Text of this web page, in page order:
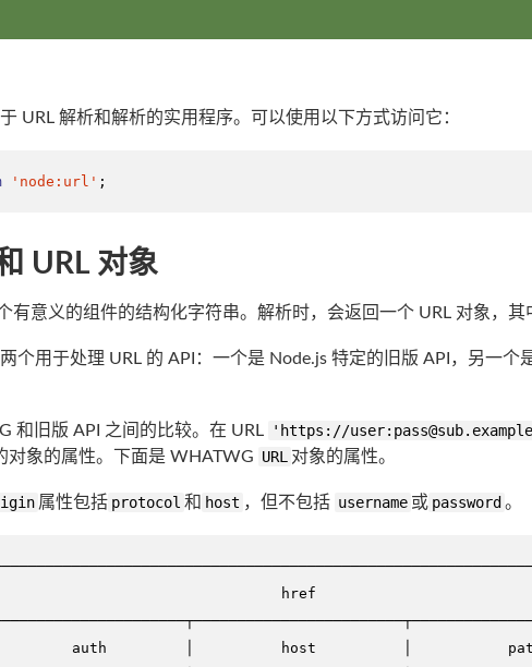
URL 解析和解析的实用程序。可以使用以下方式访问它：
'node:url' ;
URL 对象
有意义的组件的结构化字符串。解析时，会返回一个 URL 对象，
个用于处理 URL 的 API：一个是 Node.js 特定的旧版 API，另一
和旧版 API 之间的比较。在 URL 'https://user:
对象的属性。下面是 WHATWG URL 对象的属性。
属性包括 protocol 和 host ，但不包括 username 或 password 。
href
│        auth         │          host          │